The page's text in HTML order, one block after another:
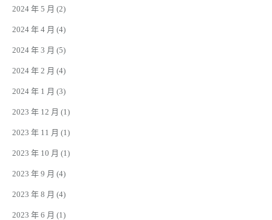
2024 年 5 月 (2)
2024 年 4 月 (4)
2024 年 3 月 (5)
2024 年 2 月 (4)
2024 年 1 月 (3)
2023 年 12 月 (1)
2023 年 11 月 (1)
2023 年 10 月 (1)
2023 年 9 月 (4)
2023 年 8 月 (4)
2023 年 6 月 (1)